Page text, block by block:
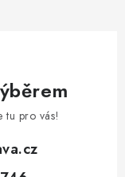
tu pro vás!